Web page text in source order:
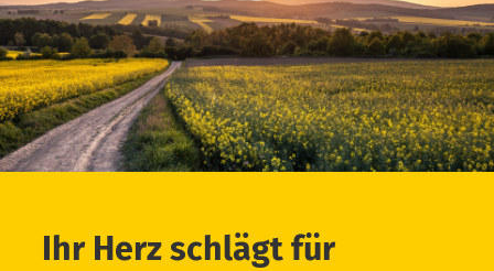
Ihr Herz schlägt für